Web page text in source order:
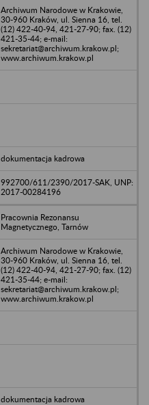
Archiwum Narodowe w Krakowie,
30-960 Kraków, ul. Sienna 16, tel.
(12) 422-40-94, 421-27-90; fax. (12)
421-35-44; e-mail:
sekretariat@archiwum.krakow.pl;
www.archiwum.krakow.pl
dokumentacja kadrowa
992700/611/2390/2017-SAK, UNP:
2017-00284196
Pracownia Rezonansu
Magnetycznego, Tarnów
Archiwum Narodowe w Krakowie,
30-960 Kraków, ul. Sienna 16, tel.
(12) 422-40-94, 421-27-90; fax. (12)
421-35-44; e-mail:
sekretariat@archiwum.krakow.pl;
www.archiwum.krakow.pl
dokumentacja kadrowa